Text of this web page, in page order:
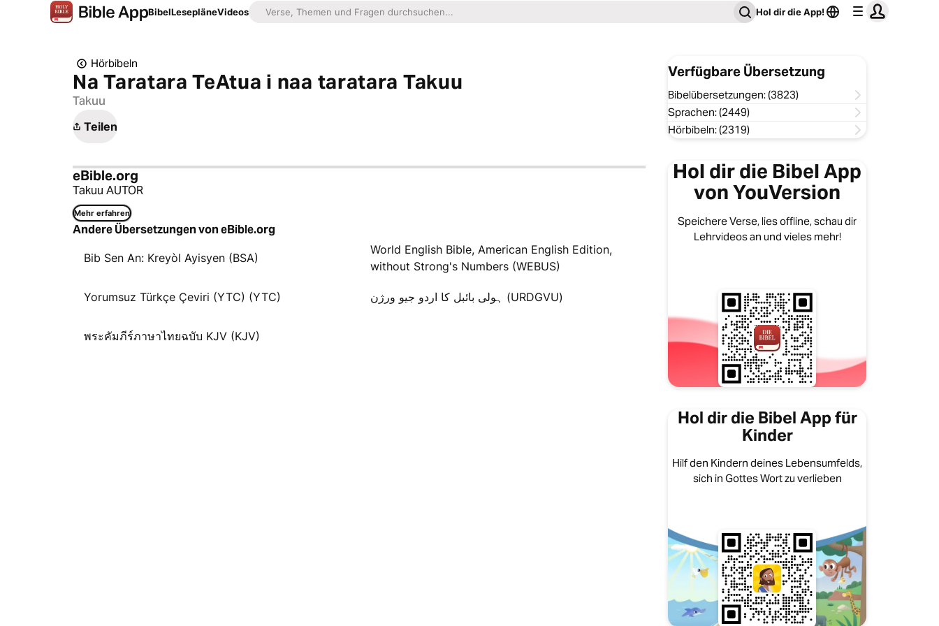
BibelLesepläneVideos Hol dir die App!
Hörbibeln
Na Taratara TeAtua i naa taratara Takuu
Takuu
Teilen
eBible.org
Takuu AUTOR
Mehr erfahren
Andere Übersetzungen von eBible.org
Bib Sen An: Kreyòl Ayisyen (BSA)
World English Bible, American English Edition,
without Strong's Numbers (WEBUS)
Yorumsuz Türkçe Çeviri (YTC) (YTC) ہولی بائبل کا اردو جیو ورژن (URDGVU)
พระคัมภีร์ภาษาไทยฉบับ KJV (KJV)
Verfügbare Übersetzung
Bibelübersetzungen: (3823)
Sprachen: (2449)
Hörbibeln: (2319)
Hol dir die Bibel App
von YouVersion
Speichere Verse, lies offline, schau dir
Lehrvideos an und vieles mehr!
Hol dir die Bibel App für
Kinder
Hilf den Kindern deines Lebensumfelds,
sich in Gottes Wort zu verlieben